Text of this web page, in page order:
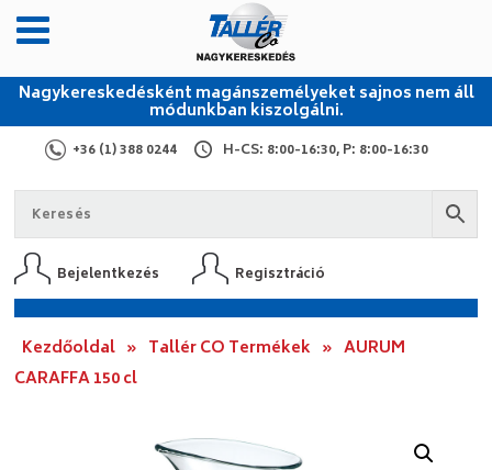
Nagykereskedésként magánszemélyeket sajnos nem áll
módunkban kiszolgálni.
+36 (1) 388 0244 H-CS: 8:00-16:30, P: 8:00-16:30
Bejelentkezés Regisztráció
Kezdőoldal » Tallér CO Termékek » AURUM
CARAFFA 150 cl